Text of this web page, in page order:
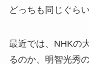
どっちも同じぐらい
最近では、NHKの
るのか、明智光秀